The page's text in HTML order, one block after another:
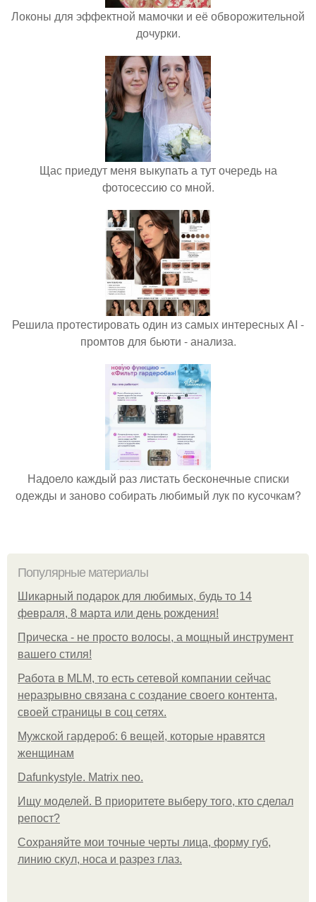
Локоны для эффектной мамочки и её обворожительной
дочурки.
Щас приедут меня выкупать а тут очередь на
фотосессию со мной.
Решила протестировать один из самых интересных AI -
промтов для бьюти - анализа.
Надоело каждый раз листать бесконечные списки
одежды и заново собирать любимый лук по кусочкам?
Популярные материалы
Шикарный подарок для любимых, будь то 14
февраля, 8 марта или день рождения!
Прическа - не просто волосы, а мощный инструмент
вашего стиля!
Работа в MLM, то есть сетевой компании сейчас
неразрывно связана с создание своего контента,
своей страницы в соц сетях.
Мужской гардероб: 6 вещей, которые нравятся
женщинам
Dafunkystyle. Matrix neo.
Ищу моделей. В приоритете выберу того, кто сделал
репост?
Сохраняйте мои точные черты лица, форму губ,
линию скул, носа и разрез глаз.